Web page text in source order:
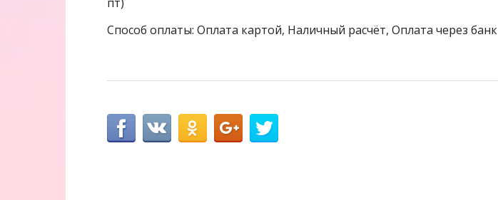
Способ оплаты: Оплата картой, Наличный расчёт, Оплата через банк